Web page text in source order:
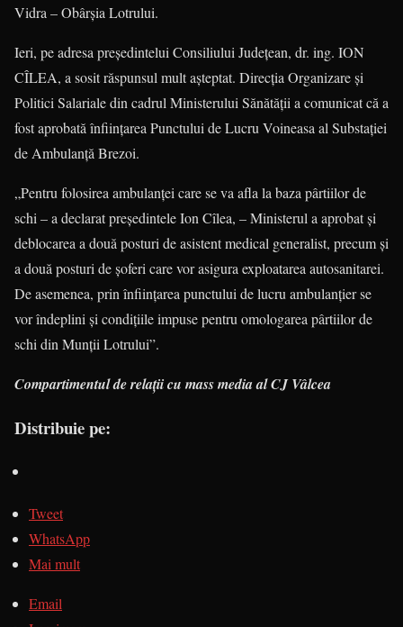
Vidra – Obârşia Lotrului.
Ieri, pe adresa preşedintelui Consi­liu­lui Judeţean, dr. ing. ION
CÎLEA, a so­sit răspunsul mult aşteptat. Direcţia Organizare şi
Politici Salariale din cadrul Ministerului Sănătăţii a comunicat că a
fost aprobată înfiinţarea Punctului de Lucru Voineasa al Substaţiei
de Ambulanţă Brezoi.
„Pentru folosirea ambulanţei care se va afla la baza pârtiilor de
schi – a declarat preşedintele Ion Cîlea, – Minis­te­rul a aprobat şi
deblocarea a două posturi de asistent medical generalist, precum şi
a două posturi de şoferi care vor asigura exploatarea autosanitarei.
De asemenea, prin înfiinţarea punctului de lucru ambulanţier se
vor îndeplini şi condiţiile impuse pentru omologarea pârtiilor de
schi din Munţii Lotrului”.
Compartimentul de relaţii cu mass media al CJ Vâlcea
Distribuie pe:
Tweet
WhatsApp
Mai mult
Email